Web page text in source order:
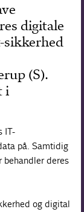
digitale
sikkerhed
(S).
i
IT-
på. Samtidig
behandler deres
og digital